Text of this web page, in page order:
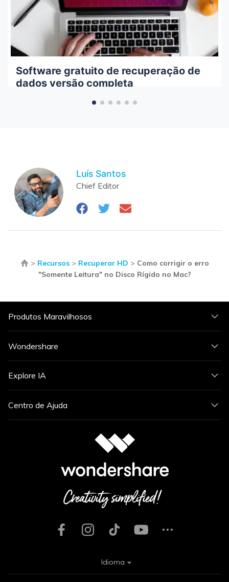
Software gratuito de recuperação de
dados versão completa
Luís Santos
Chief Editor
> Recursos> Recuperar HD > Como corrigir o erro
"Somente Leitura" no Disco Rígido no Mac?
Produtos Maravilhosos
Wondershare
Explore IA
Centro de Ajuda
Idioma